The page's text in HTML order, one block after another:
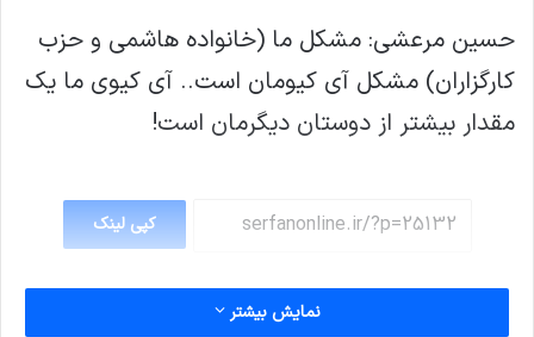
حسین مرعشی: مشکل ما (خانواده هاشمی و حزب
کارگزاران) مشکل آی کیومان است.. آی کیوی ما یک
مقدار بیشتر از دوستان دیگرمان است!
کپی لینک
نمایش بیشتر